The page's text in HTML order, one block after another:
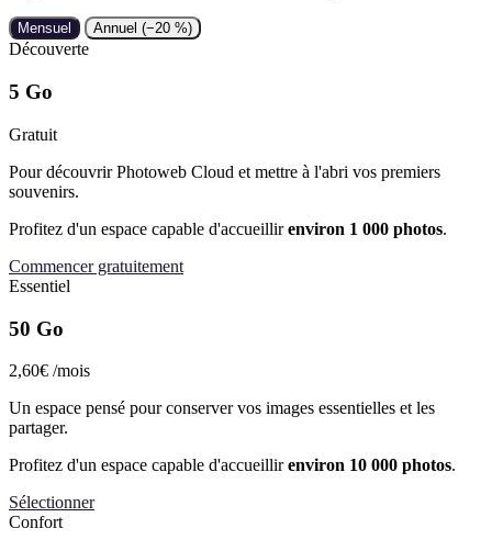
Mensuel Annuel (−20 %)
Découverte
5 Go
Gratuit
Pour découvrir Photoweb Cloud et mettre à l'abri vos premiers
souvenirs.
Profitez d'un espace capable d'accueillirenviron 1 000 photos.
Commencer gratuitement
Essentiel
50 Go
2,60€ /mois
Un espace pensé pour conserver vos images essentielles et les
partager.
Profitez d'un espace capable d'accueillirenviron 10 000 photos.
Sélectionner
Confort